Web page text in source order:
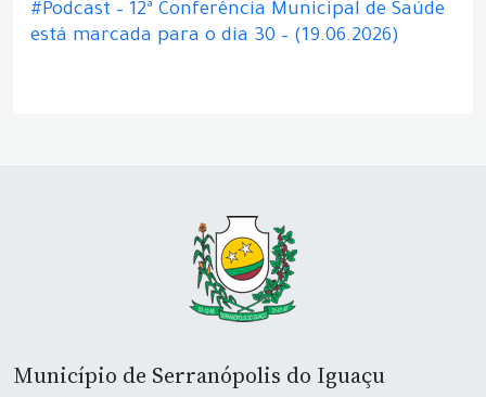
#Podcast – 12ª Conferência Municipal de Saúde
está marcada para o dia 30 – (19.06.2026)
Município de Serranópolis do Iguaçu